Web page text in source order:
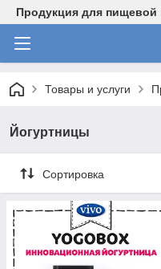
Продукция для
Товары и услуги
Йогуртницы
Сортировка